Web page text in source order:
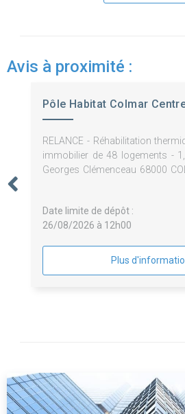
Avis à proximité :
Pôle Habitat Colmar
RELANCE - Réhabilitation
immobilier de 48 logements -
Georges Clémenceau 68000
Date limite de dépôt :
26/08/2026 à 12h00
Plus